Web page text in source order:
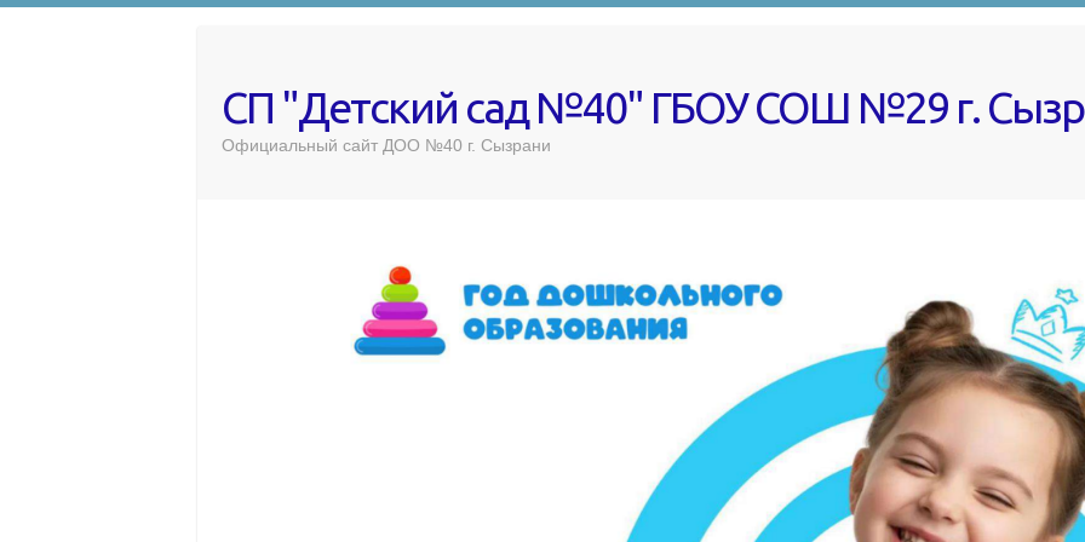
СП "Детский сад №40" ГБОУ СОШ №29 г.
Официальный сайт ДОО №40 г. Сызрани